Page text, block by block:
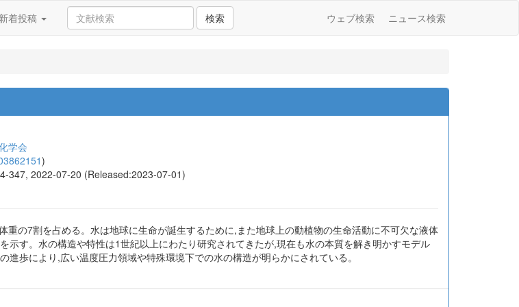
新着投稿 検索 ウェブ検索 ニュース検索
学会
)
347, 2022-07-20 (Released:2023-07-01)
重の7割を占める。水は地球に生命が誕生するために,また地球上の動植物の生命活動に不可欠な液体
示す。水の構造や特性は1世紀以上にわたり研究されてきたが,現在も水の本質を解き明かすモデル
歩により,広い温度圧力領域や特殊環境下での水の構造が明らかにされている。